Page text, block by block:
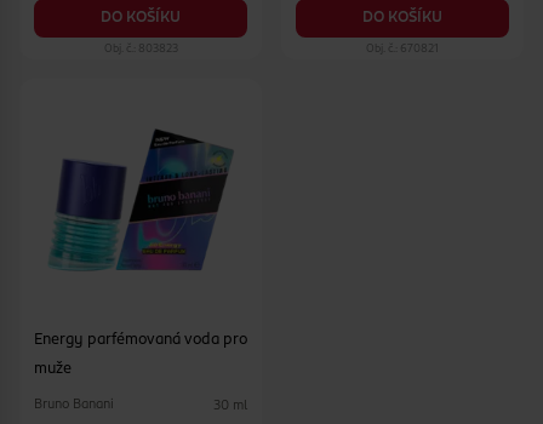
DO KOŠÍKU
Obj. č.: 803823
DO KOŠÍKU
Obj. č.: 670821
Energy parfémovaná voda pro
muže
Bruno Banani 30 ml